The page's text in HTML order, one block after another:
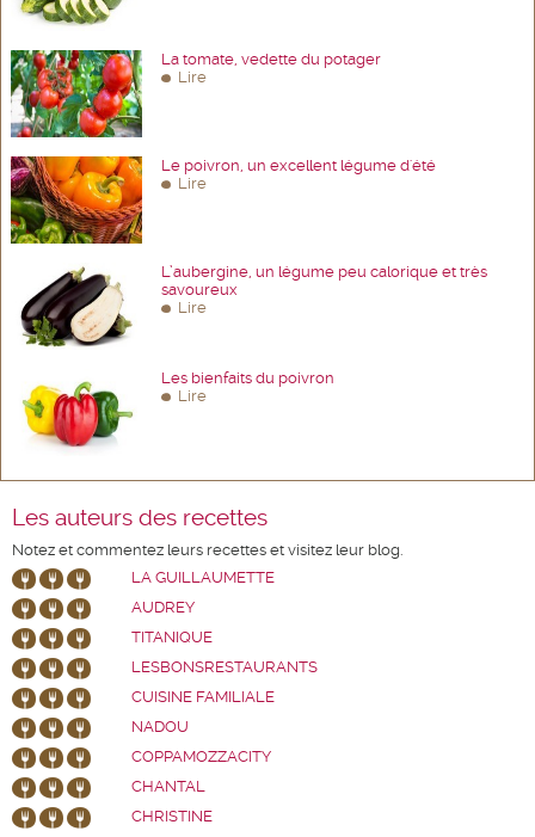
La tomate, vedette du potager
Lire
Le poivron, un excellent légume d'été
Lire
L’aubergine, un légume peu calorique et très
savoureux
Lire
Les bienfaits du poivron
Lire
Les auteurs des recettes
Notez et commentez leurs recettes et visitez leur blog.
LA GUILLAUMETTE
AUDREY
TITANIQUE
LESBONSRESTAURANTS
CUISINE FAMILIALE
NADOU
COPPAMOZZACITY
CHANTAL
CHRISTINE